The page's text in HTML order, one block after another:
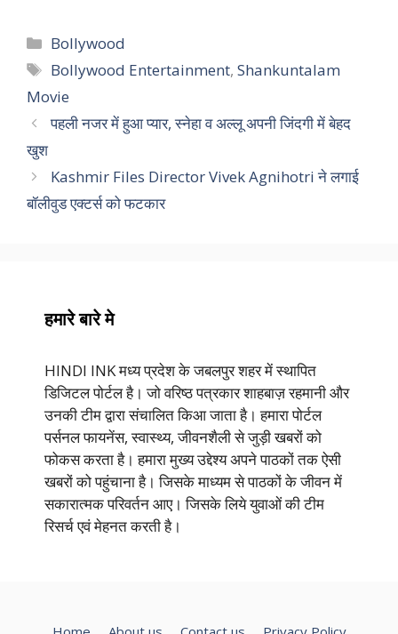
Categories
Bollywood
Tags
Bollywood Entertainment,Shankuntalam
Movie
पहली नजर में हुआ प्यार, स्नेहा व अल्लू अपनी जिंदगी में बेहद
खुश
Kashmir Files Director Vivek Agnihotri ने लगाई
बॉलीवुड एक्टर्स को फटकार
हमारे बारे मे
HINDI INK मध्य प्रदेश के जबलपुर शहर में स्थापित
डिजिटल पोर्टल है। जो वरिष्ठ पत्रकार शाहबाज़ रहमानी और
उनकी टीम द्वारा संचालित किआ जाता है। हमारा पोर्टल
पर्सनल फायनेंस, स्वास्थ्य, जीवनशैली से जुड़ी खबरों को
फोकस करता है। हमारा मुख्य उद्देश्य अपने पाठकों तक ऐसी
खबरों को पहुंचाना है। जिसके माध्यम से पाठकों के जीवन में
सकारात्मक परिवर्तन आए। जिसके लिये युवाओं की टीम
रिसर्च एवं मेहनत करती है।